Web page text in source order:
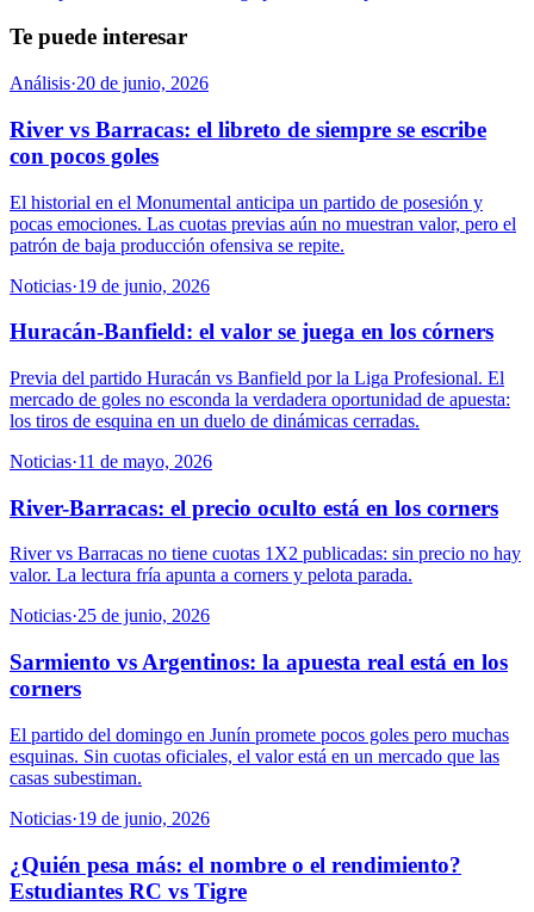
Te puede interesar
Análisis·20 de junio, 2026
River vs Barracas: el libreto de siempre se escribe
con pocos goles
El historial en el Monumental anticipa un partido de posesión y
pocas emociones. Las cuotas previas aún no muestran valor, pero el
patrón de baja producción ofensiva se repite.
Noticias·19 de junio, 2026
Huracán-Banfield: el valor se juega en los córners
Previa del partido Huracán vs Banfield por la Liga Profesional. El
mercado de goles no esconda la verdadera oportunidad de apuesta:
los tiros de esquina en un duelo de dinámicas cerradas.
Noticias·11 de mayo, 2026
River-Barracas: el precio oculto está en los corners
River vs Barracas no tiene cuotas 1X2 publicadas: sin precio no hay
valor. La lectura fría apunta a corners y pelota parada.
Noticias·25 de junio, 2026
Sarmiento vs Argentinos: la apuesta real está en los
corners
El partido del domingo en Junín promete pocos goles pero muchas
esquinas. Sin cuotas oficiales, el valor está en un mercado que las
casas subestiman.
Noticias·19 de junio, 2026
¿Quién pesa más: el nombre o el rendimiento?
Estudiantes RC vs Tigre